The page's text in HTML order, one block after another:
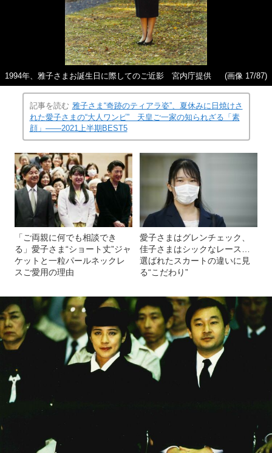
1994年、雅子さまお誕生日に際してのご近影 宮内庁提供 (画像 17/87)
記事を読む 雅子さま“奇跡のティアラ姿”、夏休みに日焼けさ
れた愛子さまの“大人ワンピ” 天皇ご一家の知られざる「素
顔」――2021上半期BEST5
「ご両親に何でも相談でき
る」愛子さま“ショート丈”ジャ
ケットと一粒パールネックレ
スご愛用の理由
愛子さまはグレンチェック、
佳子さまはシックなレース…
選ばれたスカートの違いに見
る“こだわり”